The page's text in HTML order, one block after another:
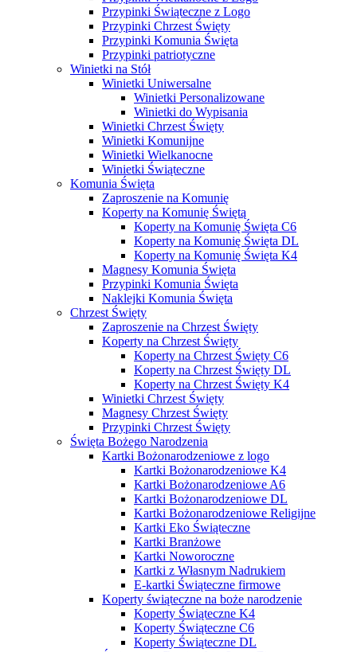
Przypinki Świąteczne z Logo
Przypinki Chrzest Święty
Przypinki Komunia Święta
Przypinki patriotyczne
Winietki na Stół
Winietki Uniwersalne
Winietki Personalizowane
Winietki do Wypisania
Winietki Chrzest Święty
Winietki Komunijne
Winietki Wielkanocne
Winietki Świąteczne
Komunia Święta
Zaproszenie na Komunię
Koperty na Komunię Świętą
Koperty na Komunię Święta C6
Koperty na Komunię Święta DL
Koperty na Komunię Święta K4
Magnesy Komunia Święta
Przypinki Komunia Święta
Naklejki Komunia Święta
Chrzest Święty
Zaproszenie na Chrzest Święty
Koperty na Chrzest Święty
Koperty na Chrzest Święty C6
Koperty na Chrzest Święty DL
Koperty na Chrzest Święty K4
Winietki Chrzest Święty
Magnesy Chrzest Święty
Przypinki Chrzest Święty
Święta Bożego Narodzenia
Kartki Bożonarodzeniowe z logo
Kartki Bożonarodzeniowe K4
Kartki Bożonarodzeniowe A6
Kartki Bożonarodzeniowe DL
Kartki Bożonarodzeniowe Religijne
Kartki Eko Świąteczne
Kartki Branżowe
Kartki Noworoczne
Kartki z Własnym Nadrukiem
E-kartki Świąteczne firmowe
Koperty świąteczne na boże narodzenie
Koperty Świąteczne K4
Koperty Świąteczne C6
Koperty Świąteczne DL